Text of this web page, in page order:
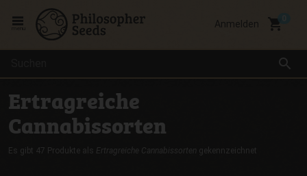
search
Anmelden local_grocery_store
Ertragreiche
Cannabissorten
Es gibt 47 Produkte als Ertragreiche Cannabissorten gekennzeichnet